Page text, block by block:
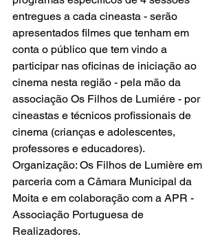
entregues a cada cineasta - serão
apresentados filmes que tenham em
conta o público que tem vindo a
participar nas oficinas de iniciação ao
cinema nesta região - pela mão da
associação Os Filhos de Lumiére - por
cineastas e técnicos profissionais de
cinema (crianças e adolescentes,
professores e educadores).
Organização: Os Filhos de Lumière em
parceria com a Câmara Municipal da
Moita e em colaboração com a APR -
Associação Portuguesa de
Realizadores.